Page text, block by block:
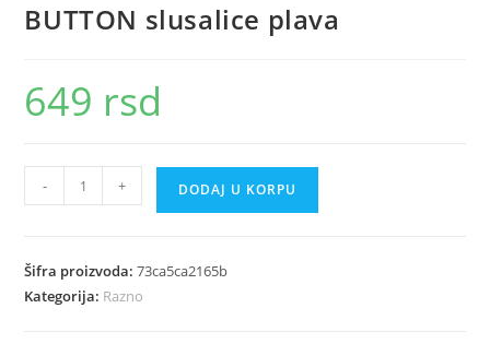
BUTTON slusalice plava
649 rsd
BUTTON
slusalice
količina
- + DODAJ U KORPU
Šifra proizvoda:73ca5ca2165b
Kategorija: Razno